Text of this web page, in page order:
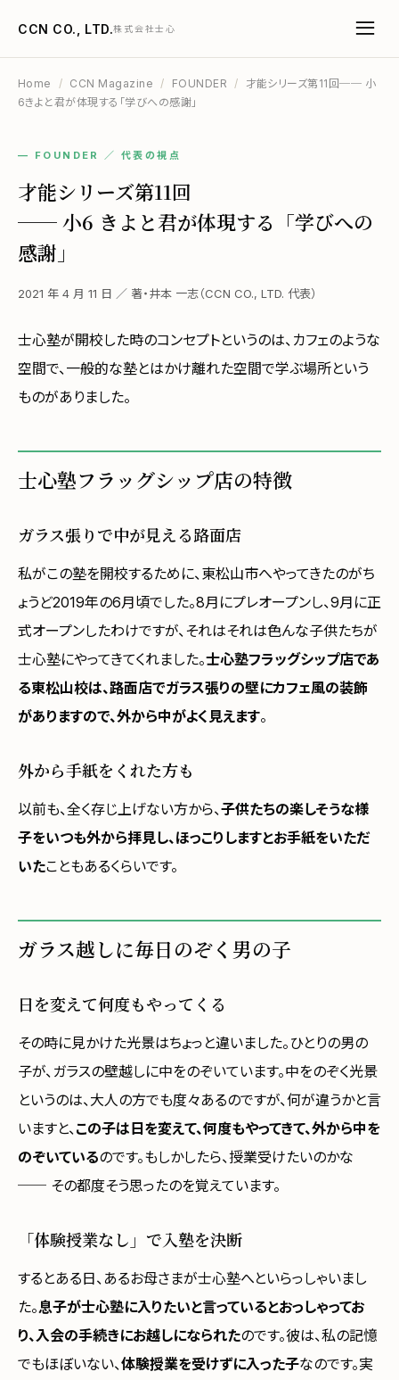
CCN CO., LTD.株式会社士心
Home / CCN Magazine / FOUNDER /
才能シリーズ第11回── 小
6きよと君が体現する「学びへの感謝」
— FOUNDER ／ 代表の視点
才能シリーズ第11回
── 小6 きよと君が体現する「学びへの
感謝」
2021 年 4 月 11 日 ／ 著・井本 一志（CCN CO., LTD. 代表）
士心塾が開校した時のコンセプトというのは、カフェのような
空間で、一般的な塾とはかけ離れた空間で学ぶ場所という
ものがありました。
士心塾フラッグシップ店の特徴
ガラス張りで中が見える路面店
私がこの塾を開校するために、東松山市へやってきたのがち
ょうど2019年の6月頃でした。8月にプレオープンし、9月に正
式オープンしたわけですが、それはそれは色んな子供たちが
士心塾にやってきてくれました。士心塾フラッグシップ店であ
る東松山校は、路面店でガラス張りの壁にカフェ風の装飾
がありますので、外から中がよく見えます。
外から手紙をくれた方も
以前も、全く存じ上げない方から、子供たちの楽しそうな様
子をいつも外から拝見し、ほっこりしますとお手紙をいただ
いたこともあるくらいです。
ガラス越しに毎日のぞく男の子
日を変えて何度もやってくる
その時に見かけた光景はちょっと違いました。ひとりの男の
子が、ガラスの壁越しに中をのぞいています。中をのぞく光景
というのは、大人の方でも度々あるのですが、何が違うかと言
いますと、この子は日を変えて、何度もやってきて、外から中を
のぞいているのです。もしかしたら、授業受けたいのかな
── その都度そう思ったのを覚えています。
「体験授業なし」で入塾を決断
するとある日、あるお母さまが士心塾へといらっしゃいまし
た。息子が士心塾に入りたいと言っているとおっしゃってお
り、入会の手続きにお越しになられたのです。彼は、私の記憶
でもほぼいない、体験授業を受けずに入った子なのです。実